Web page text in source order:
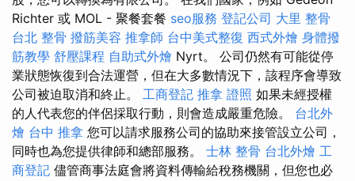
Richter 或 MOL - 聚餐套餐 seo服務 登記公司 大里 整骨
台北 整骨 撥筋美容 推拿師 台中美式整復 西式外燴 身體撥
筋教學 舒壓課程 自助式外燴 Nyrt。 公司仍然有可能從停
業狀態恢復到合法運營，但在大多數情況下，該程序會導致
公司被迫取消和終止。 工商登記 推拿 證照 如果未經授權
的人代表您的伴侶採取行動，則會造成嚴重危險。 台北外
燴 台中 推拿 您可以請求服務公司的協助來接管設立公司，
同時也為您提供律師和總部服務。 士林 整骨 台北外燴 工
商登記 儘管商事法庭會將資料傳輸給稅務機關，但您也必